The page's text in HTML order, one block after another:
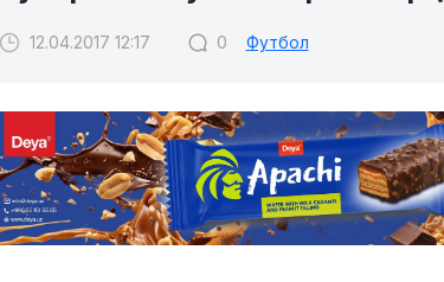
12.04.2017 12:17 0 Футбол